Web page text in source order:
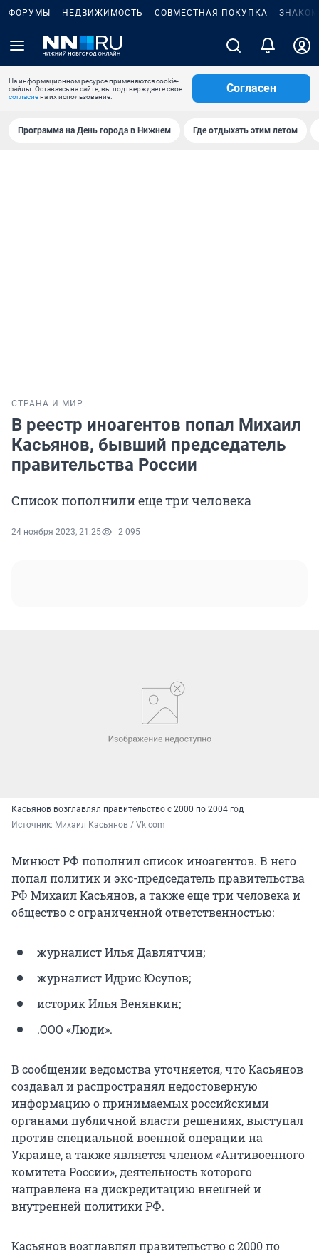
ФОРУМЫ НЕДВИЖИМОСТЬ СОВМЕСТНАЯ ПОКУПКА
На информационном ресурсе применяются cookie-
файлы. Оставаясь на сайте, вы подтверждаете свое
согласиена их использование.
Согласен
Программа на День города в Нижнем Где отдыхать этим летом
СТРАНА И МИР
В реестр иноагентов попал Михаил
Касьянов, бывший председатель
правительства России
Список пополнили еще три человека
24 ноября 2023, 21:25 2 095
Касьянов возглавлял правительство с 2000 по 2004 год
Источник: Михаил Касьянов / Vk.com
Минюст РФ пополнил список иноагентов. В него
попал политик и экс-председатель правительства
РФ Михаил Касьянов, а также еще три человека и
общество с ограниченной ответственностью:
журналист Илья Давлятчин;
журналист Идрис Юсупов;
историк Илья Венявкин;
.ООО «Люди».
В сообщении ведомства уточняется, что Касьянов
создавал и распространял недостоверную
информацию о принимаемых российскими
органами публичной власти решениях, выступал
против специальной военной операции на
Украине, а также является членом «Антивоенного
комитета России», деятельность которого
направлена на дискредитацию внешней и
внутренней политики РФ.
Касьянов возглавлял правительство с 2000 по